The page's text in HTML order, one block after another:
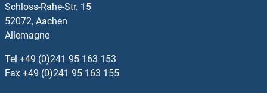
SAA2 Kits ELISA
SAA3 Kits ELISA
Schloss-Rahe-Str. 15
52072, Aachen
Allemagne
Tel +49 (0)241 95 163 153
Fax +49 (0)241 95 163 155